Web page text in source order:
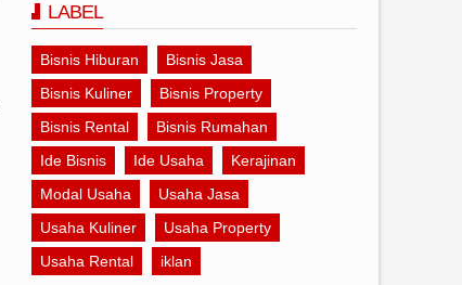
LABEL
Bisnis Hiburan
Bisnis Jasa
Bisnis Kuliner
Bisnis Property
Bisnis Rental
Bisnis Rumahan
Ide Bisnis
Ide Usaha
Kerajinan
Modal Usaha
Usaha Jasa
Usaha Kuliner
Usaha Property
Usaha Rental
iklan